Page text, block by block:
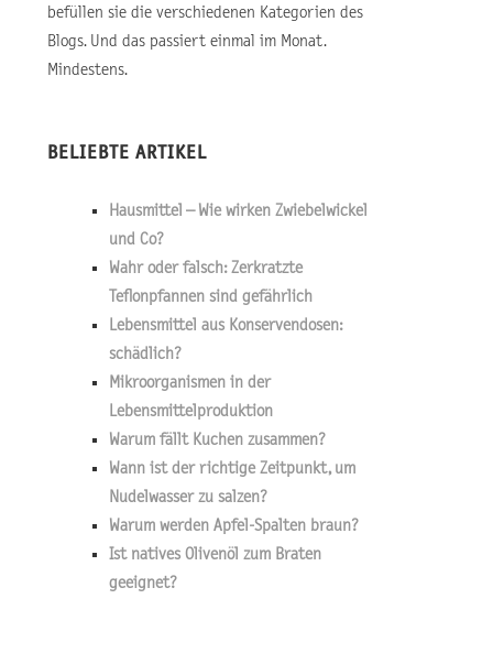
befüllen sie die verschiedenen Kategorien des
Blogs. Und das passiert einmal im Monat.
Mindestens.
BELIEBTE ARTIKEL
Hausmittel – Wie wirken Zwiebelwickel
und Co?
Wahr oder falsch: Zerkratzte
Teflonpfannen sind gefährlich
Lebensmittel aus Konservendosen:
schädlich?
Mikroorganismen in der
Lebensmittelproduktion
Warum fällt Kuchen zusammen?
Wann ist der richtige Zeitpunkt, um
Nudelwasser zu salzen?
Warum werden Apfel-Spalten braun?
Ist natives Olivenöl zum Braten
geeignet?